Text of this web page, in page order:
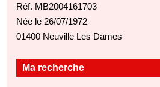
Réf. MB2004161703
Née le 26/07/1972
01400 Neuville Les Dames
Ma recherche